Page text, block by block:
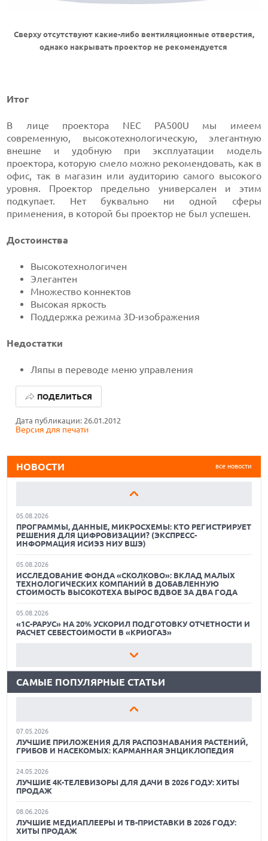
Сверху отсутствуют какие-либо вентиляционные отверстия,
однако накрывать проектор не рекомендуется
Итог
В лице проектора NEC PA500U мы имеем
современную, высокотехнологическую, элегантную
внешне и удобную при эксплуатации модель
проектора, которую смело можно рекомендовать, как в
офис, так в магазин или аудиторию самого высокого
уровня. Проектор предельно универсален и этим
подкупает. Нет буквально ни одной сферы
применения, в которой бы проектор не был успешен.
Достоинства
Высокотехнологичен
Элегантен
Множество коннектов
Высокая яркость
Поддержка режима 3D-изображения
Недостатки
Ляпы в переводе меню управления
Дата публикации: 26.01.2012
Версия для печати
ПОДЕЛИТЬСЯ
все новости
НОВОСТИ
05.08.2026
РОССИЙСКИЙ РЫНОК DATA LAKEHOUSE: АРХИТЕКТУРНЫЙ
РАСКОЛ И БОРЬБА ЗА БЕЗОПАСНОСТЬ
04.08.2026
ЭЛЕКТРОНЩИКИ ГОВОРЯТ, ЧТО ЭТО ПО НИМ УДАРИТ
05.08.2026
ПРОГРАММЫ, ДАННЫЕ, МИКРОСХЕМЫ: КТО РЕГИСТРИРУЕТ
РЕШЕНИЯ ДЛЯ ЦИФРОВИЗАЦИИ? (ЭКСПРЕСС-
ИНФОРМАЦИЯ ИСИЭЗ НИУ ВШЭ)
05.08.2026
ИССЛЕДОВАНИЕ ФОНДА «СКОЛКОВО»: ВКЛАД МАЛЫХ
ТЕХНОЛОГИЧЕСКИХ КОМПАНИЙ В ДОБАВЛЕННУЮ
СТОИМОСТЬ ВЫСОКОТЕХА ВЫРОС ВДВОЕ ЗА ДВА ГОДА
05.08.2026
«1С-РАРУС» НА 20% УСКОРИЛ ПОДГОТОВКУ ОТЧЕТНОСТИ И
РАСЧЕТ СЕБЕСТОИМОСТИ В «КРИОГАЗ»
УБЕЖДАЮТ ЖИВЫХ ПОЛЬЗОВАТЕЛЕЙ УЧАСТВОВАТЬ В
КИБЕРАТАКАХ
В МГТУ ИМ. Н.Э. БАУМАНА ОБУЧАЮТ БУДУЩИХ
ОТЕЧЕСТВЕННОЙ ПЛАТФОРМЕ КОНТЕЙНЕРИЗАЦИИ
05.08.2026
ПОЛУЧИЛ СЕРТИФИКАТ «СДЕЛАНО В РОССИИ»
05.08.2026
ДЛЯ ОЦЕНКИ КИБЕРЖИВУЧЕСТИ «УМНОГО ДОМА»
05.08.2026
САМЫЕ ПОПУЛЯРНЫЕ СТАТЬИ
18.06.2026
САМЫЕ ЛЕГКИЕ НОУТБУКИ С ДИСКРЕТНОЙ ГРАФИКОЙ:
ВЫБОР ZOOM
ПУТЕШЕСТВИЯ ЛЕТОМ: ВЫБОР ZOOM
07.05.2026
ЛУЧШИЕ ПРИЛОЖЕНИЯ ДЛЯ РАСПОЗНАВАНИЯ РАСТЕНИЙ,
ГРИБОВ И НАСЕКОМЫХ: КАРМАННАЯ ЭНЦИКЛОПЕДИЯ
24.05.2026
ЛУЧШИЕ 4K-ТЕЛЕВИЗОРЫ ДЛЯ ДАЧИ В 2026 ГОДУ: ХИТЫ
ПРОДАЖ
08.06.2026
ЛУЧШИЕ МЕДИАПЛЕЕРЫ И ТВ-ПРИСТАВКИ В 2026 ГОДУ:
ХИТЫ ПРОДАЖ
ОБЗОР ПЫЛЕСОСА DREAME Z40 AQUACYCLE PRO
ОБЗОР МОНИТОРА MSI PRO MAX 271PHW E14